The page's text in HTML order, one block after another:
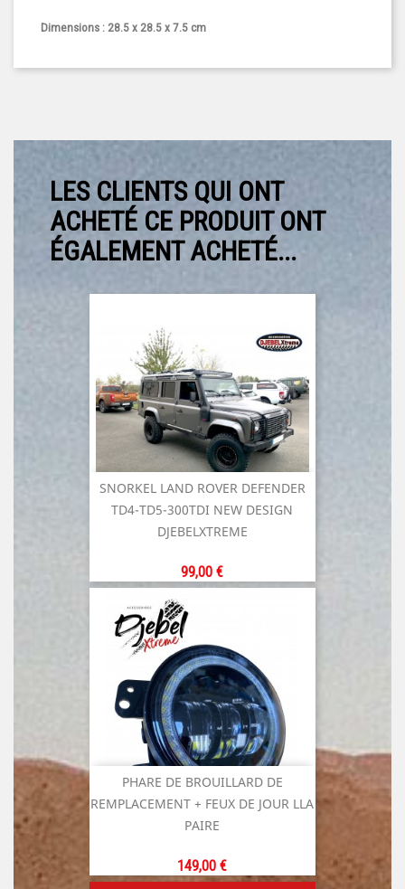
Dimensions : 28.5 x 28.5 x 7.5 cm
LES CLIENTS QUI ONT
ACHETÉ CE PRODUIT ONT
ÉGALEMENT ACHETÉ...
SNORKEL LAND ROVER DEFENDER
TD4-TD5-300TDI NEW DESIGN
DJEBELXTREME
Prix
99,00 €
PHARE DE BROUILLARD DE
REMPLACEMENT + FEUX DE JOUR LLA
PAIRE
Prix
149,00 €